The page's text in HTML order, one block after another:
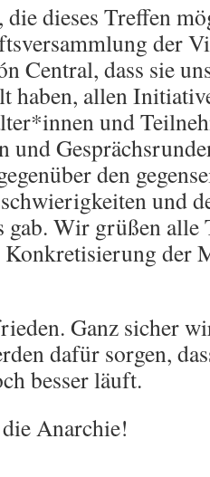
dieses Treffen
der
Central, dass sie
haben, allen
und
und
den
und
gab. Wir grüßen
der
Ganz sicher
dafür sorgen,
besser läuft.
Anarchie!